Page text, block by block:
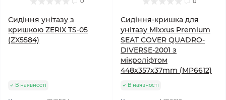
Сидіння унітазу з
кришкою ZERIX TS-05
(ZX5584)
В наявності
Сидіння-кришка для
унітазу Mixxus Premium
SEAT COVER QUADRO-
DIVERSE-2001 з
мікроліфтом
448х357х37mm (MP6612)
В наявності